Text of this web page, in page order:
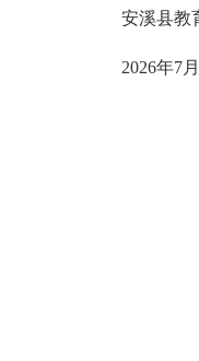
安溪县教
2026年7